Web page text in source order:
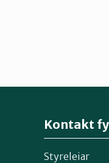
Kontakt
Styreleiar